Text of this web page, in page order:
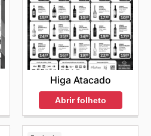
Higa Atacado
Abrir folheto